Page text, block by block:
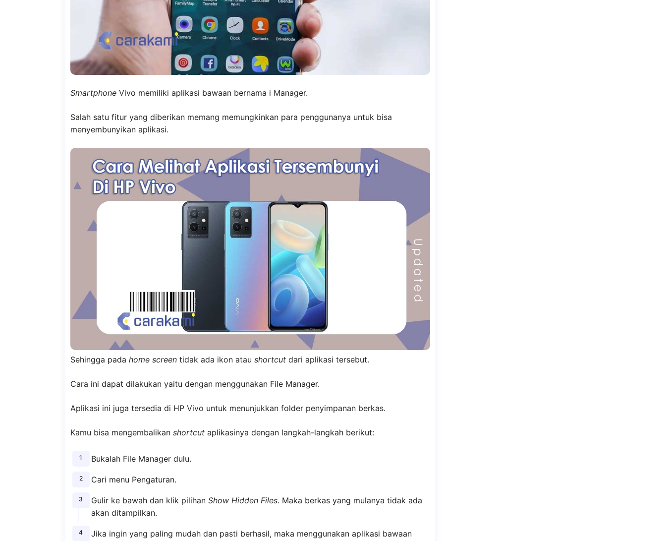
Smartphone Vivo memiliki aplikasi bawaan bernama i Manager.
Salah satu fitur yang diberikan memang memungkinkan para penggunanya untuk bisa
menyembunyikan aplikasi.
Sehingga pada home screen tidak ada ikon atau shortcut dari aplikasi tersebut.
Cara ini dapat dilakukan yaitu dengan menggunakan File Manager.
Aplikasi ini juga tersedia di HP Vivo untuk menunjukkan folder penyimpanan berkas.
Kamu bisa mengembalikan shortcut aplikasinya dengan langkah-langkah berikut:
Bukalah File Manager dulu.
Cari menu Pengaturan.
Gulir ke bawah dan klik pilihan Show Hidden Files. Maka berkas yang mulanya tidak ada
akan ditampilkan.
Jika ingin yang paling mudah dan pasti berhasil, maka menggunakan aplikasi bawaan